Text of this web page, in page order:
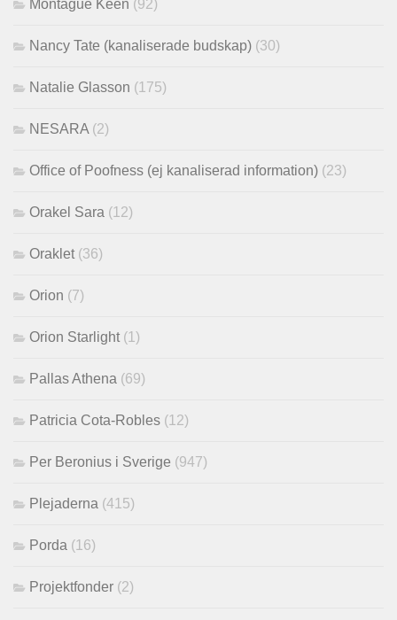
Montague Keen (92)
Nancy Tate (kanaliserade budskap) (30)
Natalie Glasson (175)
NESARA(2)
Office of Poofness (ej kanaliserad information) (23)
Orakel Sara (12)
Oraklet(36)
Orion (7)
Orion Starlight(1)
Pallas Athena (69)
Patricia Cota-Robles (12)
Per Beronius i Sverige (947)
Plejaderna (415)
Porda (16)
Projektfonder (2)